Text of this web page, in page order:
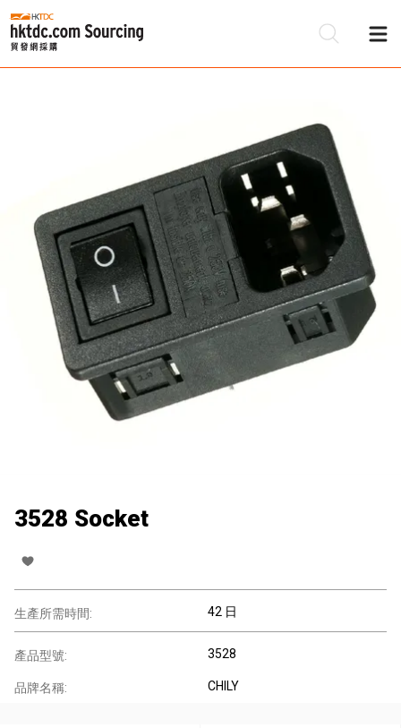
3528 Socket
生產所需時間: 42 日
產品型號: 3528
品牌名稱: CHILY